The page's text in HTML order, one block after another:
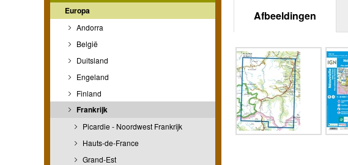
Europa
Andorra
België
Duitsland
Engeland
Finland
Frankrijk
Picardie - Noordwest Frankrijk
Hauts-de-France
Grand-Est
Afbeeldingen